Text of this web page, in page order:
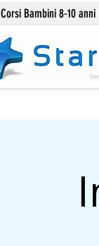
Corsi Bambini 8-10 anni